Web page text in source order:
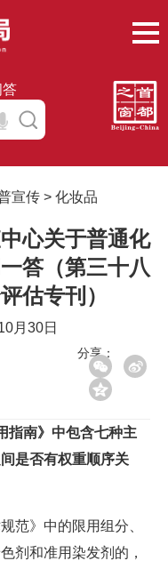
答
宣传 > 化妆品
心关于普通化
答（第三十八
估专刊）
月30日
分享：
南》中包含七种主
是否有权重顺序关
》中的限用组分、
剂和准用染发剂的，